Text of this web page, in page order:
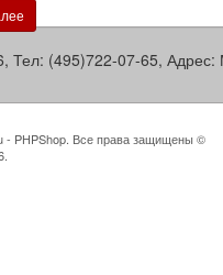
Тел: (495)722-07-65, Адрес:
- PHPShop. Все права защищены ©